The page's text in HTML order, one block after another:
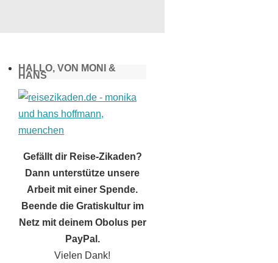
HALLO, VON MONI &
HANS
Gefällt dir Reise-Zikaden?
Dann unterstütze unsere
Arbeit mit einer Spende.
Beende die Gratiskultur im
Netz mit deinem Obolus per
PayPal.
Vielen Dank!